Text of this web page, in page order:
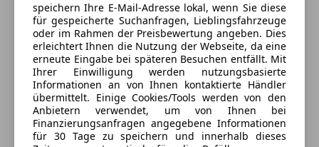
Weiteres :
Finanzierung sowie Versicherung zu Top
Konditionen möglich
Alle Wunschfahrzeuge auch frei Konfigurierbar
Weitere Informationen auf unserer Homepage
Achstraße 53c,
6844 Altach, AT
Kontakt
Markus Fetz
Alle Fahrzeuge des Anbieters
speichern Ihre E-Mail-Adresse lokal, wenn Sie diese
für gespeicherte Suchanfragen, Lieblingsfahrzeuge
oder im Rahmen der Preisbewertung angeben. Dies
erleichtert Ihnen die Nutzung der Webseite, da eine
erneute Eingabe bei späteren Besuchen entfällt. Mit
Ihrer Einwilligung werden nutzungsbasierte
Informationen an von Ihnen kontaktierte Händler
übermittelt. Einige Cookies/Tools werden von den
Anbietern verwendet, um von Ihnen bei
Finanzierungsanfragen angegebene Informationen
für 30 Tage zu speichern und innerhalb dieses